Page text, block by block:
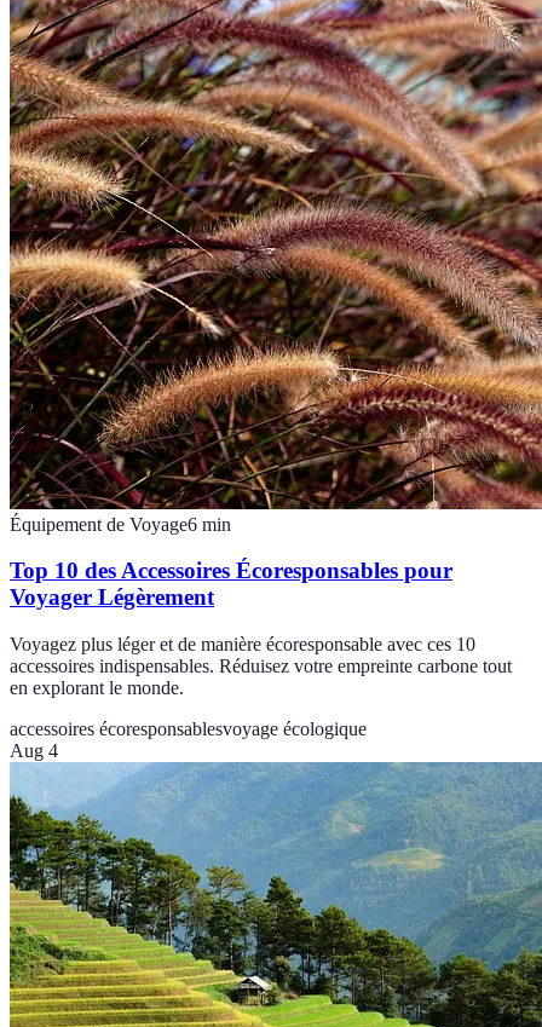
Équipement de Voyage6 min
Top 10 des Accessoires Écoresponsables pour
Voyager Légèrement
Voyagez plus léger et de manière écoresponsable avec ces 10
accessoires indispensables. Réduisez votre empreinte carbone tout
en explorant le monde.
accessoires écoresponsablesvoyage écologique
Aug 4